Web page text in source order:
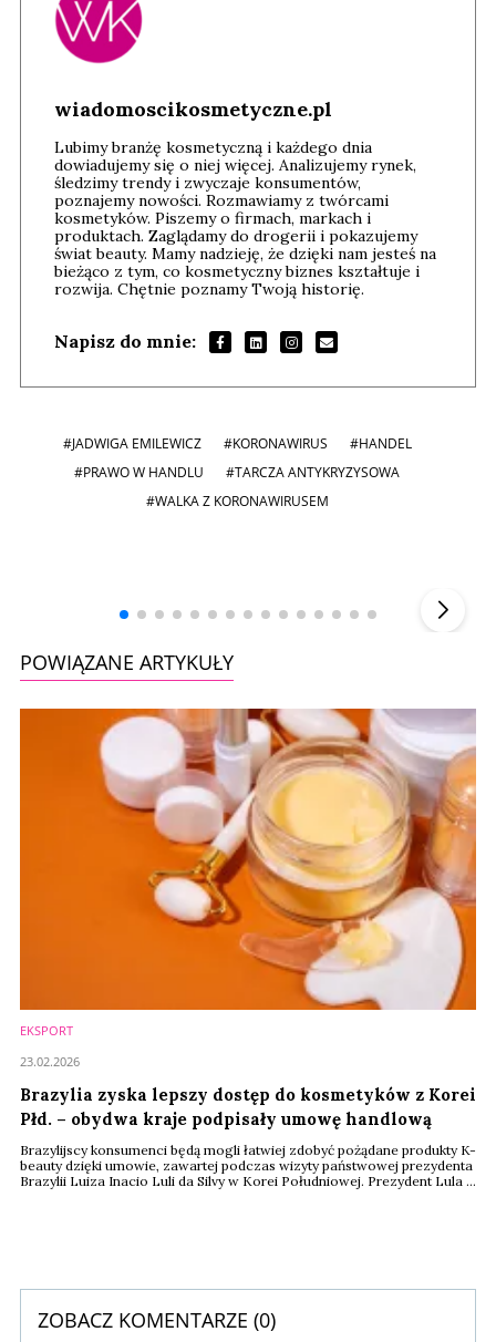
wiadomoscikosmetyczne.pl
Lubimy branżę kosmetyczną i każdego dnia
dowiadujemy się o niej więcej. Analizujemy rynek,
śledzimy trendy i zwyczaje konsumentów,
poznajemy nowości. Rozmawiamy z twórcami
kosmetyków. Piszemy o firmach, markach i
produktach. Zaglądamy do drogerii i pokazujemy
świat beauty. Mamy nadzieję, że dzięki nam jesteś na
bieżąco z tym, co kosmetyczny biznes kształtuje i
rozwija. Chętnie poznamy Twoją historię.
Napisz do mnie:
#JADWIGA EMILEWICZ #KORONAWIRUS
#HANDEL
#PRAWO W HANDLU
#TARCZA ANTYKRYZYSOWA
#WALKA Z KORONAWIRUSEM
POWIĄZANE ARTYKUŁY
EKSPORT
Brazylia zyska lepszy dostęp do kosmetyków z Korei
Płd. – obydwa kraje podpisały umowę handlową
Brazylijscy konsumenci będą mogli łatwiej zdobyć pożądane produkty K-
beauty dzięki umowie, zawartej podczas wizyty państwowej prezydenta
Brazylii Luiza Inacio Luli da Silvy w Korei Południowej. Prezydent Lula i
23.02.2026
ZOBACZ KOMENTARZE (0)